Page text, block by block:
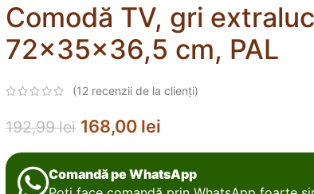
Comodă TV, gri
72x35x36,5 cm, PAL
(12 recenzii de la clienți)
192,99lei 168,00 lei
Comandă pe WhatsApp